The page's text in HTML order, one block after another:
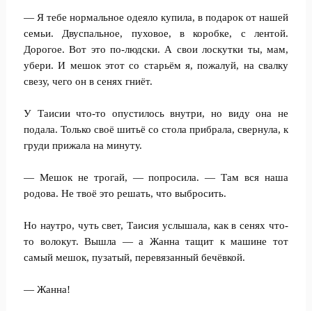
— Я тебе нормальное одеяло купила, в подарок от нашей
семьи. Двуспальное, пуховое, в коробке, с лентой.
Дорогое. Вот это по-людски. А свои лоскутки ты, мам,
убери. И мешок этот со старьём я, пожалуй, на свалку
свезу, чего он в сенях гниёт.
У Таисии что-то опустилось внутри, но виду она не
подала. Только своё шитьё со стола прибрала, свернула, к
груди прижала на минуту.
— Мешок не трогай, — попросила. — Там вся наша
родова. Не твоё это решать, что выбросить.
Но наутро, чуть свет, Таисия услышала, как в сенях что-
то волокут. Вышла — а Жанна тащит к машине тот
самый мешок, пузатый, перевязанный бечёвкой.
— Жанна!